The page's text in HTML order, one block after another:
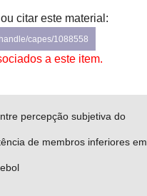
citar este material:
capes/1088558
a este item.
percepção subjetiva do
de membros inferiores em